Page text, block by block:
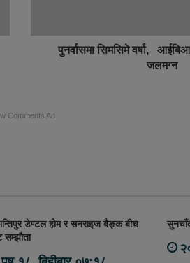
पुनर्वासमा सिमसिमे वर्षा,
जलमग्न
Comments Ad
डेण्टल होम र सनराइज बैङ्क बीच
सम्झौता